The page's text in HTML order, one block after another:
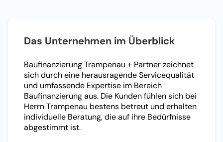
Das Unternehmen im Überblick
Baufinanzierung Trampenau + Partner zeichnet
sich durch eine herausragende Servicequalität
und umfassende Expertise im Bereich
Baufinanzierung aus. Die Kunden fühlen sich bei
Herrn Trampenau bestens betreut und erhalten
individuelle Beratung, die auf ihre Bedürfnisse
abgestimmt ist.